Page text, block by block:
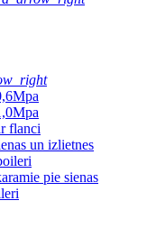
flanci
un izlietnes
pie sienas